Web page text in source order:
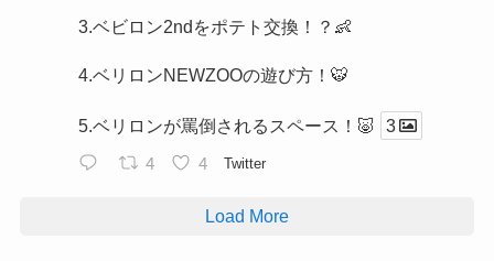
3.ベビロン2ndをポテト交換！？👶
4.ベリロンNEWZOOの遊び方！🐯
5.ベリロンが罵倒されるスペース！🐷 3
4 4 Twitter
Load More